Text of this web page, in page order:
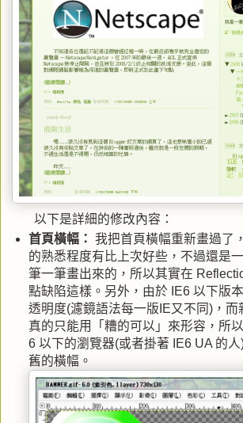
以下是詳細的修改內容 ：
首頁橫幅： 我把首頁橫幅重新畫過了
的熟悉程度有比上次好些，不過還是
筆一筆畫出來的，所以其實在
點缺陷這樣。另外，由於 IE6 以下版
透明度(濾鏡語法每一版IE又不同)，而
真的只能用「糟的可以」來形容，所
6 以下的瀏覽器(或者掛著 IE6 UA 的
舊的橫幅。